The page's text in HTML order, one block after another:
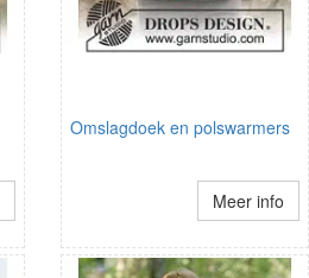
Omslagdoek en polswarmers
Meer info